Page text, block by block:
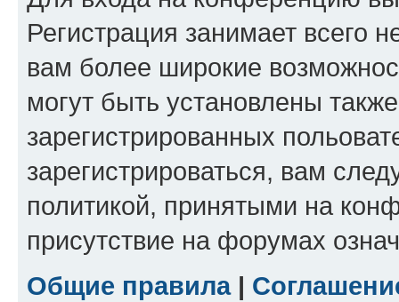
Регистрация занимает всего
вам более широкие
могут быть установлены
зарегистрированных
зарегистрироваться, вам
политикой, принятыми на
присутствие на форумах
Общие правила|